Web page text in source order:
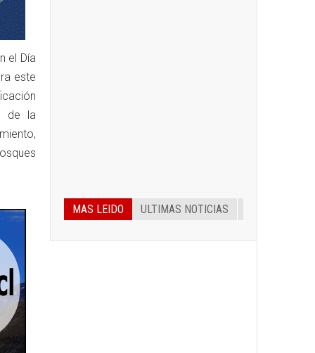
el Día
este
de la
MAS LEIDO ULTIMAS NOTICIAS